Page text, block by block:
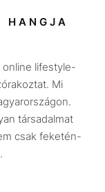
HANGJA
online lifestyle-
Mi
társadalmat
csak feketén-